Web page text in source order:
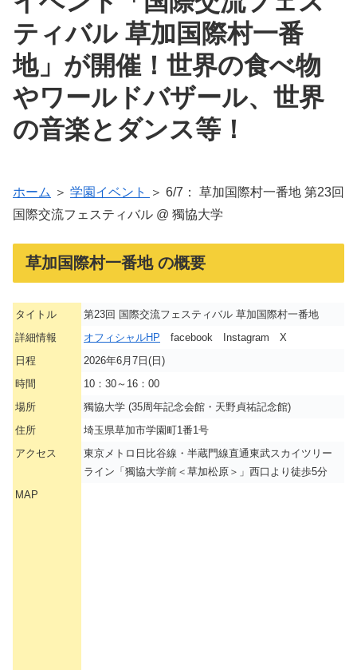
ティバル 草加国際村一番
地」が開催！世界の食べ物
やワールドバザール、世界
の音楽とダンス等！
ホーム ＞ 学園イベント
＞ 6/7： 草加国際村一番地 第23回
国際交流フェスティバル @ 獨協大学
草加国際村一番地 の概要
タイトル
第23回 国際交流フェスティバル 草加国際村一番地
詳細情報
オフィシャルHP facebook Instagram X
日程
2026年6月7日(日)
時間
10：30～16：00
場所
獨協大学 (35周年記念会館・天野貞祐記念館)
住所
埼玉県草加市学園町1番1号
アクセス
東京メトロ日比谷線・半蔵門線直通東武スカイツリー
ライン「獨協大学前＜草加松原＞」西口より徒歩5分
MAP